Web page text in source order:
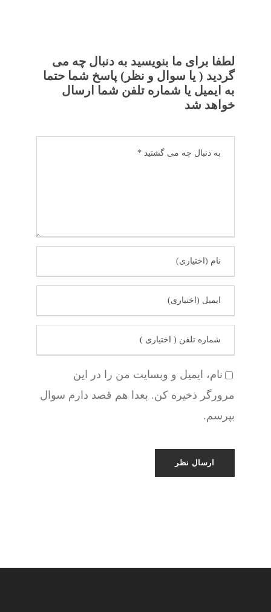
لطفا برای ما بنویسید به دنبال چه می
گردید ( یا سوال و نظر) پاسخ شما حتما
به ایمیل یا شماره تلفن شما ارسال
خواهد شد
نام، ایمیل و وبسایت من را در این
مرورگر ذخیره کن. بعدا هم قصد دارم سوال
بپرسم.